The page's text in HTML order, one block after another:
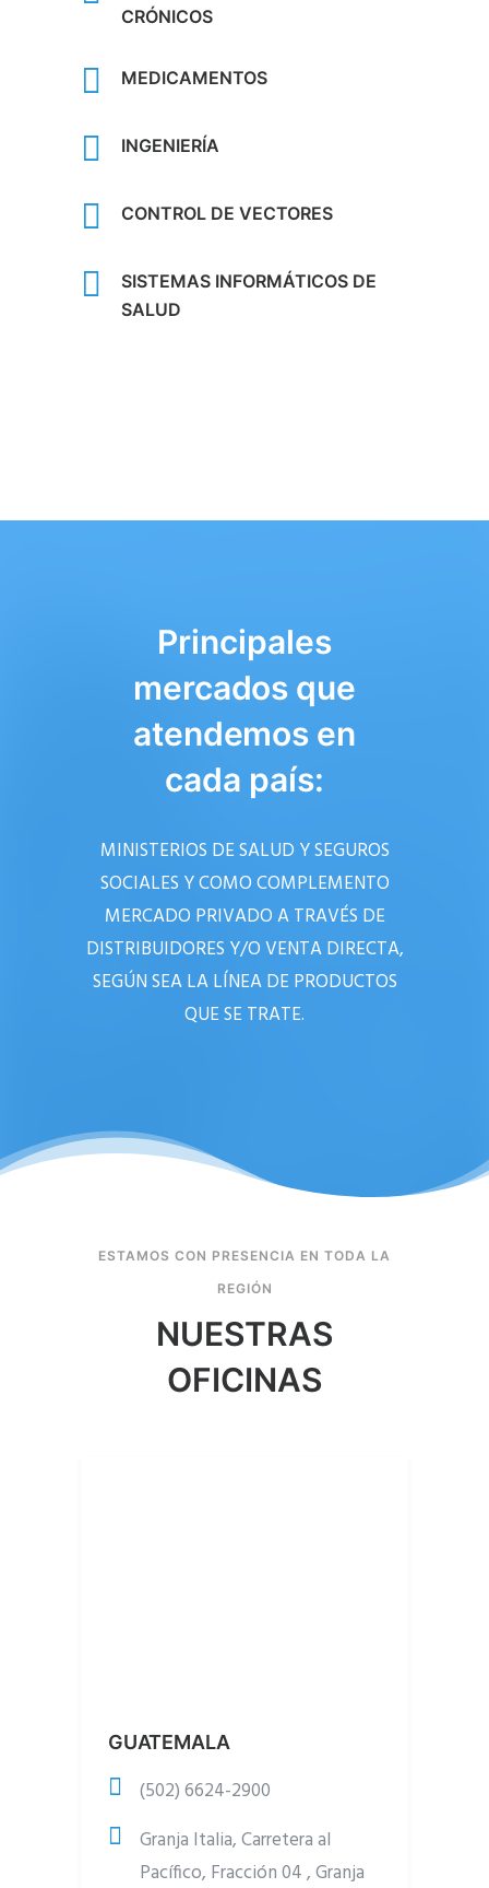
CRÓNICOS
MEDICAMENTOS
INGENIERÍA
CONTROL DE VECTORES
SISTEMAS INFORMÁTICOS DE
SALUD
Principales
mercados que
atendemos en
cada país:
MINISTERIOS DE SALUD Y SEGUROS
SOCIALES Y COMO COMPLEMENTO
MERCADO PRIVADO A TRAVÉS DE
DISTRIBUIDORES Y/O VENTA DIRECTA,
SEGÚN SEA LA LÍNEA DE PRODUCTOS
QUE SE TRATE.
ESTAMOS CON PRESENCIA EN TODA LA
REGIÓN
NUESTRAS
OFICINAS
GUATEMALA
(502) 6624-2900
Granja Italia, Carretera al
Pacífico, Fracción 04 , Granja